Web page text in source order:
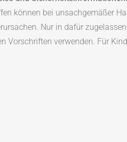
können bei unsachgemäßer
Nur in dafür
Vorschriften verwenden. Für